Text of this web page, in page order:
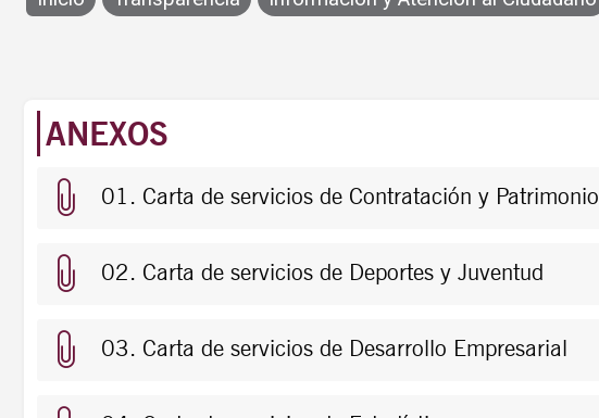
ANEXOS
01. Carta de servicios de Contratación y Patrimonio
02. Carta de servicios de Deportes y Juventud
03. Carta de servicios de Desarrollo Empresarial